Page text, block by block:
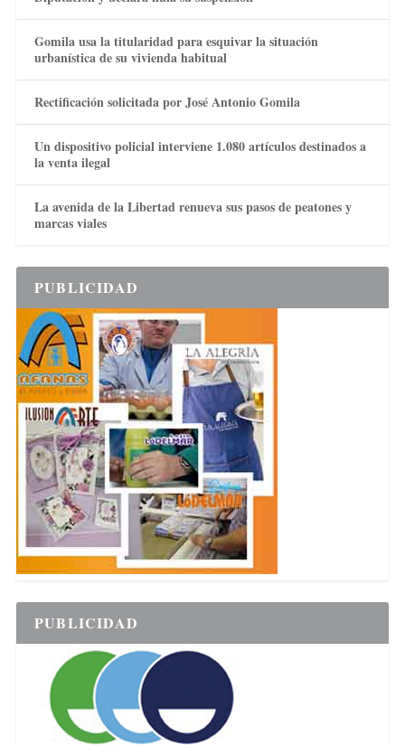
Gomila usa la titularidad para esquivar la situación
urbanística de su vivienda habitual
Rectificación solicitada por José Antonio Gomila
Un dispositivo policial interviene 1.080 artículos destinados a
la venta ilegal
La avenida de la Libertad renueva sus pasos de peatones y
marcas viales
PUBLICIDAD
PUBLICIDAD